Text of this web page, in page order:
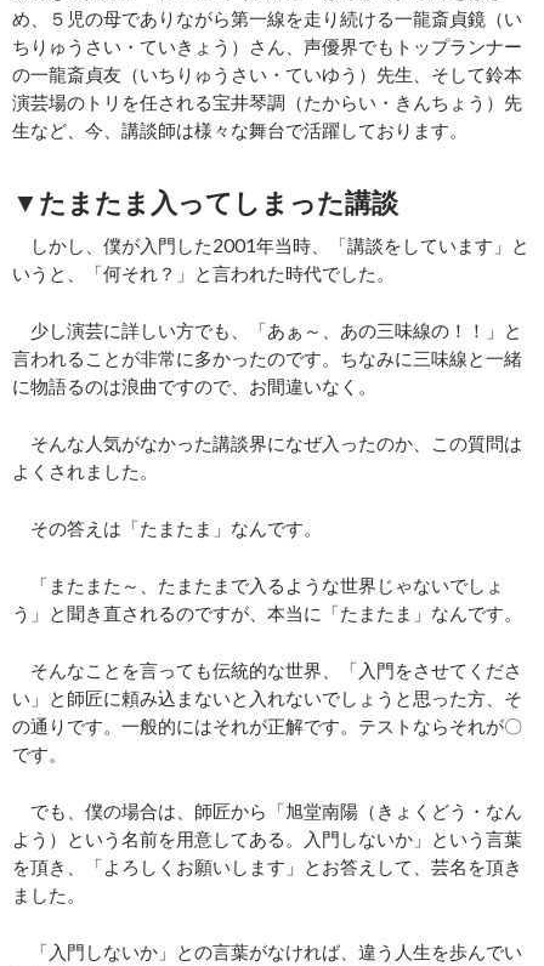
め、５児の母でありながら第一線を走り続ける一龍斎貞鏡（い
ちりゅうさい・ていきょう）さん、声優界でもトップランナー
の一龍斎貞友（いちりゅうさい・ていゆう）先生、そして鈴本
演芸場のトリを任される宝井琴調（たからい・きんちょう）先
生など、今、講談師は様々な舞台で活躍しております。
▼たまたま入ってしまった講談
しかし、僕が入門した2001年当時、「講談をしています」と
いうと、「何それ？」と言われた時代でした。
少し演芸に詳しい方でも、「あぁ～、あの三味線の！！」と
言われることが非常に多かったのです。ちなみに三味線と一緒
に物語るのは浪曲ですので、お間違いなく。
そんな人気がなかった講談界になぜ入ったのか、この質問は
よくされました。
その答えは「たまたま」なんです。
「またまた～、たまたまで入るような世界じゃないでしょ
う」と聞き直されるのですが、本当に「たまたま」なんです。
そんなことを言っても伝統的な世界、「入門をさせてくださ
い」と師匠に頼み込まないと入れないでしょうと思った方、そ
の通りです。一般的にはそれが正解です。テストならそれが〇
です。
でも、僕の場合は、師匠から「旭堂南陽（きょくどう・なん
よう）という名前を用意してある。入門しないか」という言葉
を頂き、「よろしくお願いします」とお答えして、芸名を頂き
ました。
「入門しないか」との言葉がなければ、違う人生を歩んでい